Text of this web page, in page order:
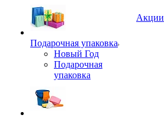
Подарочная упаковка
Новый Год
Подарочная
упаковка
Акции